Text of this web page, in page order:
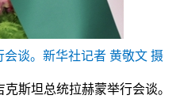
谈。新华社记者 黄敬文 摄
斯坦总统拉赫蒙举行会谈。